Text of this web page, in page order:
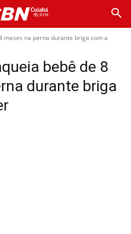
meses na perna durante briga com a
bebê de 8
durante briga